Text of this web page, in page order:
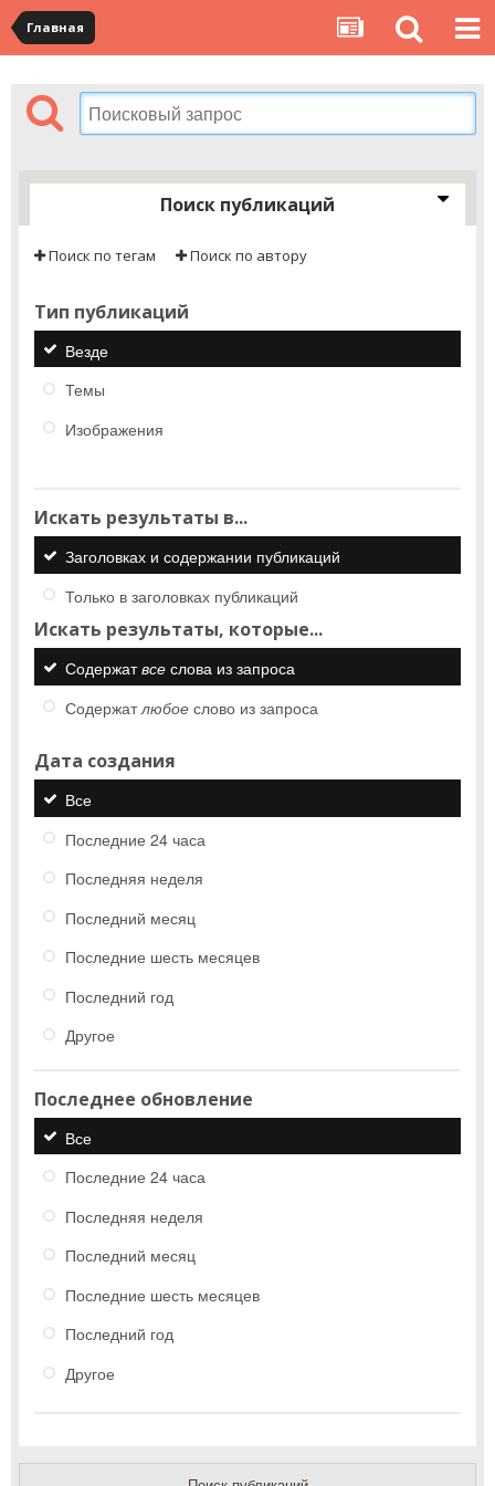
Главная
Поиск публикаций
Поиск по тегам Поиск по автору
Тип публикаций
Везде
Темы
Изображения
Искать результаты в...
Заголовках и содержании публикаций
Только в заголовках публикаций
Искать результаты, которые...
Содержатвсе слова из запроса
Содержатлюбое слово из запроса
Дата создания
Все
Последние 24 часа
Последняя неделя
Последний месяц
Последние шесть месяцев
Последний год
Другое
Последнее обновление
Все
Последние 24 часа
Последняя неделя
Последний месяц
Последние шесть месяцев
Последний год
Другое